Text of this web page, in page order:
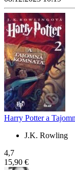
Harry Potter a
J.K. Rowling
4,7
15,90 €